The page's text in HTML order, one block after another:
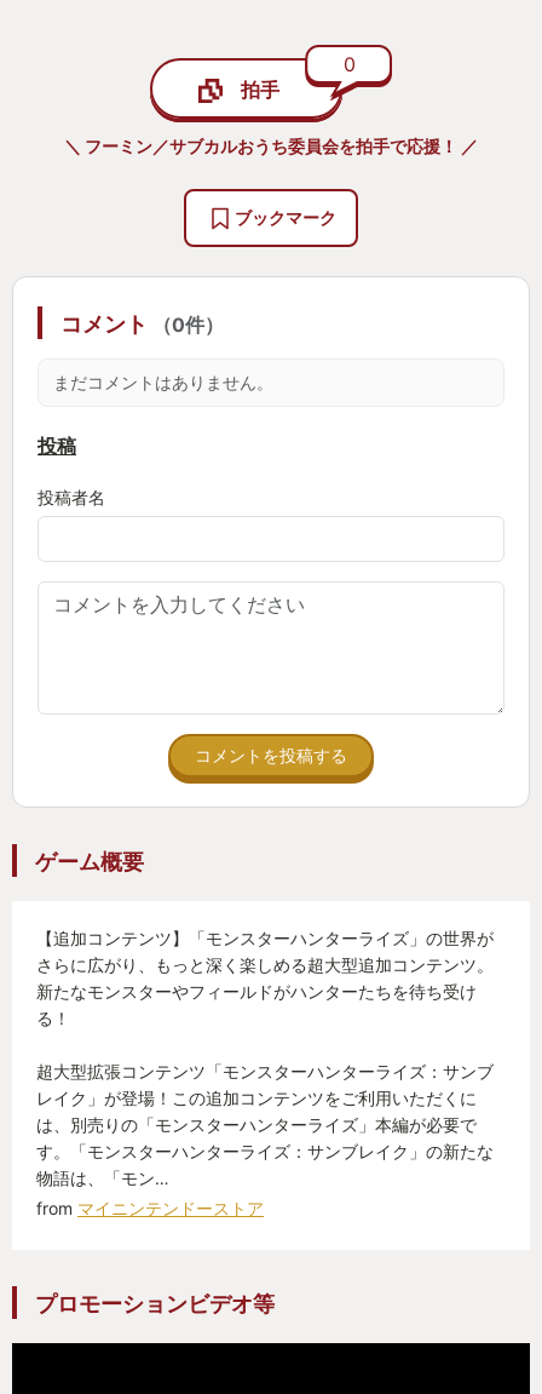
拍手
0
＼ フーミン／サブカルおうち委員会を拍手で応援！ ／
ブックマーク
コメント （0件）
まだコメントはありません。
投稿
投稿者名
コメントを投稿する
ゲーム概要
【追加コンテンツ】「モンスターハンターライズ」の世界が
さらに広がり、もっと深く楽しめる超大型追加コンテンツ。
新たなモンスターやフィールドがハンターたちを待ち受け
る！
超大型拡張コンテンツ「モンスターハンターライズ：サンブ
レイク」が登場！この追加コンテンツをご利用いただくに
は、別売りの「モンスターハンターライズ」本編が必要で
す。「モンスターハンターライズ：サンブレイク」の新たな
物語は、「モン…
from マイニンテンドーストア
プロモーションビデオ等